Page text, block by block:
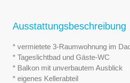
Ausstattungsbeschreibung
* vermietete 3-Raumwohnung im
* Tageslichtbad und Gäste-WC
* Balkon mit unverbautem Ausblick
* eigenes Kellerabteil